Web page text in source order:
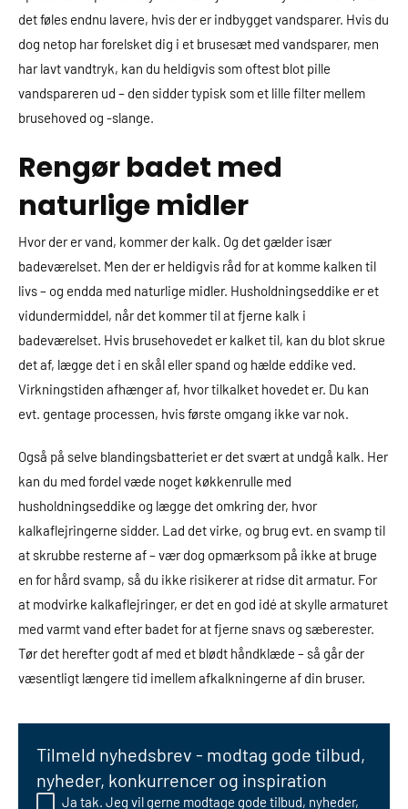
det føles endnu lavere, hvis der er indbygget vandsparer. Hvis du
dog netop har forelsket dig i et brusesæt med vandsparer, men
har lavt vandtryk, kan du heldigvis som oftest blot pille
vandspareren ud – den sidder typisk som et lille filter mellem
brusehoved og -slange.
Rengør badet med
naturlige midler
Hvor der er vand, kommer der kalk. Og det gælder især
badeværelset. Men der er heldigvis råd for at komme kalken til
livs – og endda med naturlige midler. Husholdningseddike er et
vidundermiddel, når det kommer til at fjerne kalk i
badeværelset. Hvis brusehovedet er kalket til, kan du blot skrue
det af, lægge det i en skål eller spand og hælde eddike ved.
Virkningstiden afhænger af, hvor tilkalket hovedet er. Du kan
evt. gentage processen, hvis første omgang ikke var nok.
Også på selve blandingsbatteriet er det svært at undgå kalk. Her
kan du med fordel væde noget køkkenrulle med
husholdningseddike og lægge det omkring der, hvor
kalkaflejringerne sidder. Lad det virke, og brug evt. en svamp til
at skrubbe resterne af – vær dog opmærksom på ikke at bruge
en for hård svamp, så du ikke risikerer at ridse dit armatur. For
at modvirke kalkaflejringer, er det en god idé at skylle armaturet
med varmt vand efter badet for at fjerne snavs og sæberester.
Tør det herefter godt af med et blødt håndklæde – så går der
væsentligt længere tid imellem afkalkningerne af din bruser.
Tilmeld nyhedsbrev - modtag gode tilbud,
nyheder, konkurrencer og inspiration
Ja tak. Jeg vil gerne modtage gode tilbud, nyheder,